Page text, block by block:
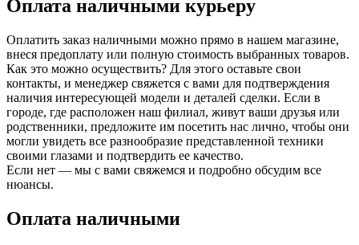
Оплата наличными курьеру
Оплатить заказ наличными можно прямо в нашем магазине,
внеся предоплату или полную стоимость выбранных товаров.
Как это можно осуществить? Для этого оставьте свои
контакты, и менеджер свяжется с вами для подтверждения
наличия интересующей модели и деталей сделки. Если в
городе, где расположен наш филиал, живут ваши друзья или
родственники, предложите им посетить нас лично, чтобы они
могли увидеть все разнообразие представленной техники
своими глазами и подтвердить ее качество.
Если нет — мы с вами свяжемся и подробно обсудим все
нюансы.
Оплата наличными